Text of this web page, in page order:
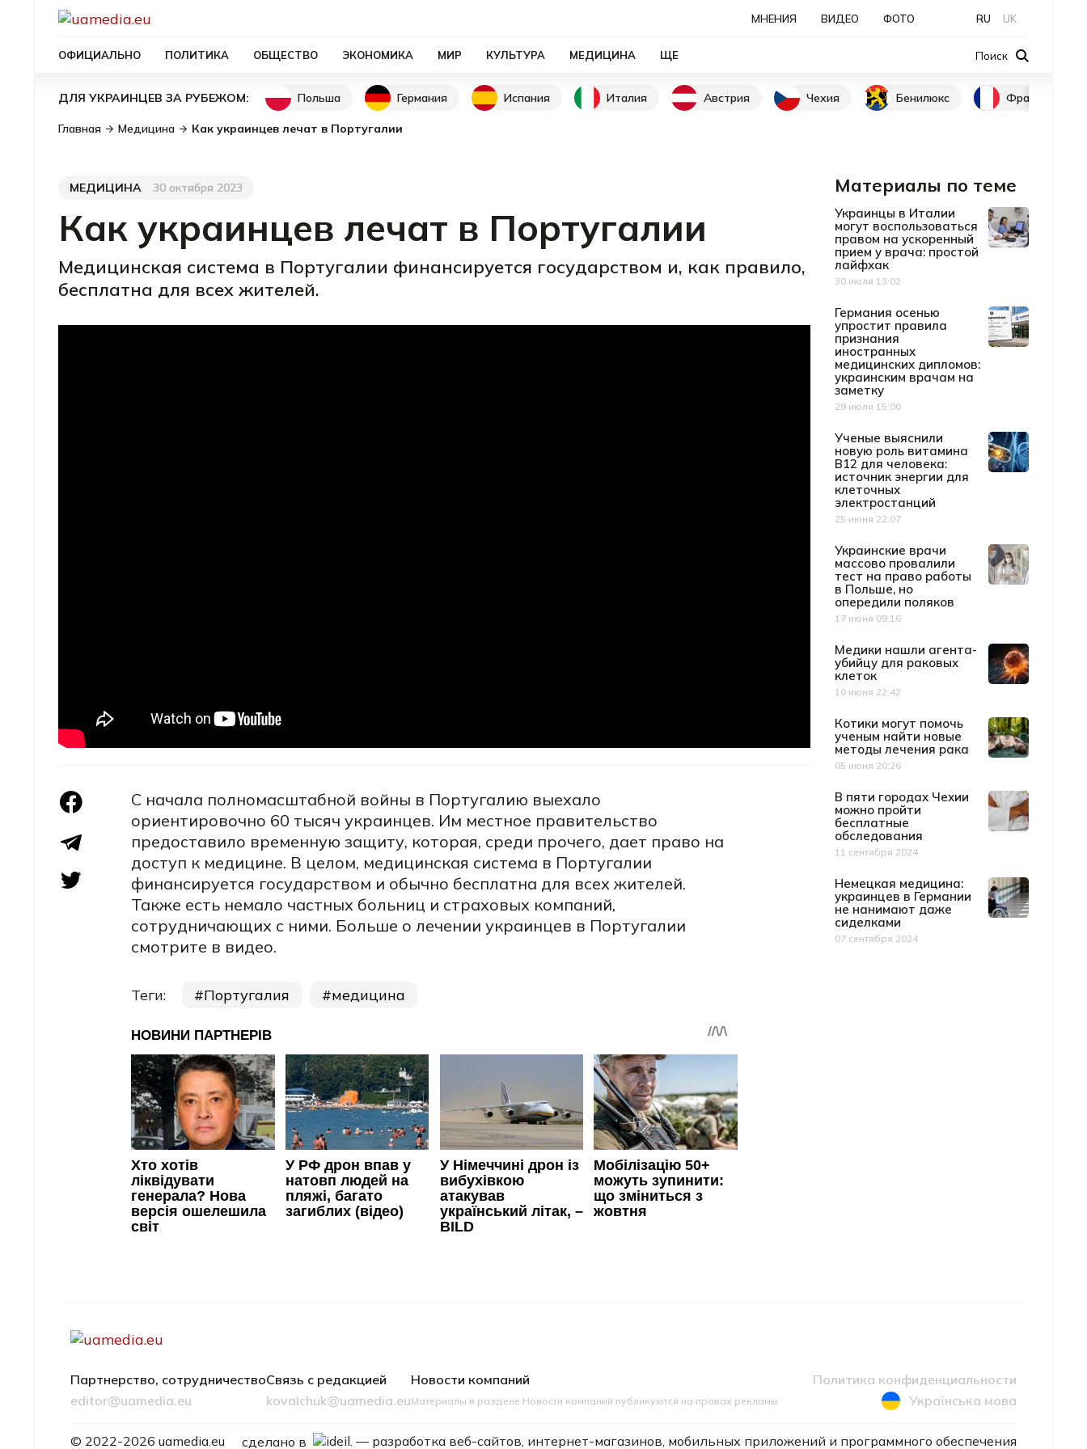
МНЕНИЯ ВИДЕО ФОТО
ОФИЦИАЛЬНО ПОЛИТИКА ОБЩЕСТВО ЭКОНОМИКА МИР КУЛЬТУРА МЕДИЦИНА ЩЕ
RU UK
Поиск
ДЛЯ УКРАИНЦЕВ ЗА РУБЕЖОМ: Польша Германия Испания Италия Австрия Чехия Бенилюкс Франция
Главная Медицина Как украинцев лечат в Португалии
Категория
МЕДИЦИНА
Дата публикации30 октября 2023
Как украинцев лечат в Португалии
Медицинская система в Португалии финансируется государством и, как правило,
бесплатна для всех жителей.
С начала полномасштабной войны в Португалию выехало
ориентировочно 60 тысяч украинцев. Им местное правительство
предоставило временную защиту, которая, среди прочего, дает право на
доступ к медицине. В целом, медицинская система в Португалии
финансируется государством и обычно бесплатна для всех жителей.
Также есть немало частных больниц и страховых компаний,
сотрудничающих с ними. Больше о лечении украинцев в Португалии
смотрите в видео.
Теги: Португалия медицина
Материалы по теме
Украинцы в Италии
могут воспользоваться
правом на ускоренный
прием у врача: простой
лайфхак
Дата публикации
30 июля 13:02
Германия осенью
упростит правила
признания
иностранных
медицинских дипломов:
украинским врачам на
заметку
Дата публикации
29 июля 15:00
Ученые выяснили
новую роль витамина
B12 для человека:
источник энергии для
клеточных
электростанций
Дата публикации
25 июня 22:07
Украинские врачи
массово провалили
тест на право работы
в Польше, но
опередили поляков
Дата публикации
17 июня 09:16
Медики нашли агента-
убийцу для раковых
клеток
Дата публикации
10 июня 22:42
Котики могут помочь
ученым найти новые
методы лечения рака
Дата публикации
05 июня 20:26
В пяти городах Чехии
можно пройти
бесплатные
обследования
Дата публикации
11 сентября 2024
Немецкая медицина:
украинцев в Германии
не нанимают даже
сиделками
Дата публикации
07 сентября 2024
Партнерство, сотрудничество
editor@uamedia.eu
Связь с редакцией
kovalchuk@uamedia.eu
Новости компаний
Материалы в разделе Новости компаний публикуются на правах рекламы
Политика конфиденциальности
Українська мова
© 2022-2026 uamedia.eu сделано в ideil.